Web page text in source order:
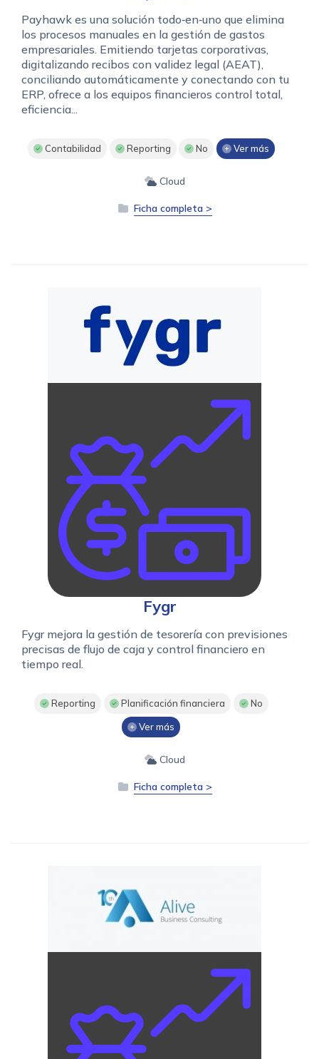
Payhawk es una solución todo‑en‑uno que elimina
los procesos manuales en la gestión de gastos
empresariales. Emitiendo tarjetas corporativas,
digitalizando recibos con validez legal (AEAT),
conciliando automáticamente y conectando con tu
ERP, ofrece a los equipos financieros control total,
eficiencia...
Contabilidad Reporting No Ver más
Cloud
Ficha completa >
Fygr
Fygr mejora la gestión de tesorería con previsiones
precisas de flujo de caja y control financiero en
tiempo real.
Reporting Planificación financiera No
Ver más
Cloud
Ficha completa >